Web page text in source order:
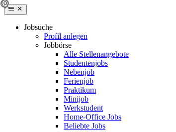
Jobsuche
Profil anlegen
Jobbörse
Alle Stellenangebote
Studentenjobs
Nebenjob
Ferienjob
Praktikum
Minijob
Werkstudent
Home-Office Jobs
Beliebte Jobs